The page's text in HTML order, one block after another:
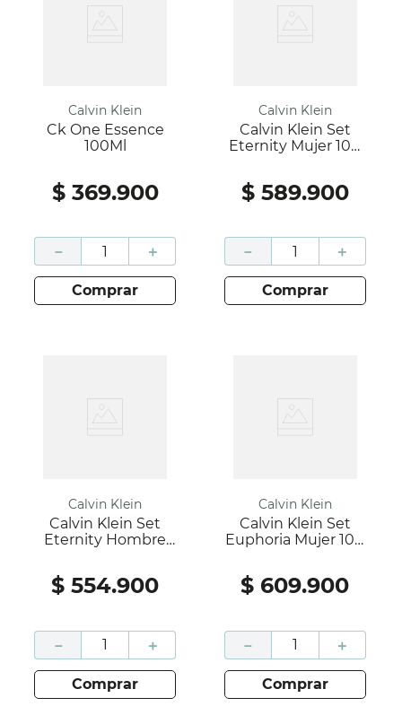
Calvin Klein
Ck One Essence
100Ml
$ 369.900
＋
－
comprar
Calvin Klein
Calvin Klein Set
Eternity Mujer 100
$ 589.900
＋
－
comprar
Calvin Klein
Calvin Klein Set
Eternity Hombre
$ 554.900
＋
－
comprar
Calvin Klein
Calvin Klein Set
Euphoria Mujer 100
$ 609.900
＋
－
comprar